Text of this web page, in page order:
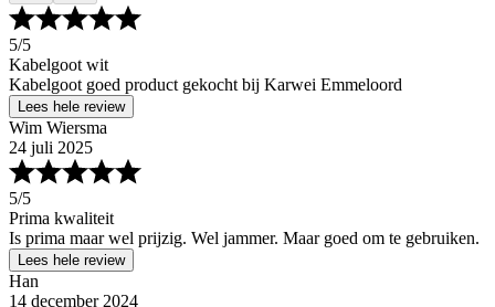
5/5
Kabelgoot wit
Kabelgoot goed product gekocht bij Karwei Emmeloord
Lees hele review
Wim Wiersma
24 juli 2025
5/5
Prima kwaliteit
Is prima maar wel prijzig. Wel jammer. Maar goed om te gebruiken.
Lees hele review
Han
14 december 2024